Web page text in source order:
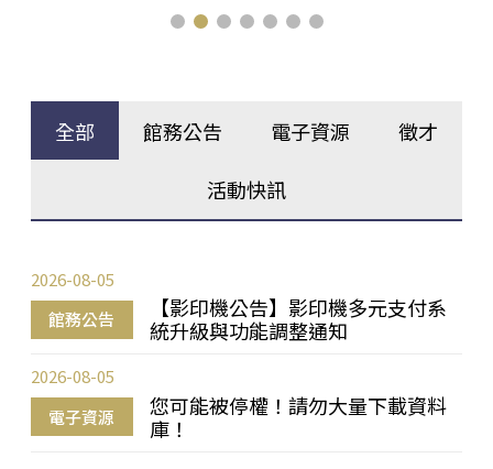
全部 館務公告 電子資源 徵才
活動快訊
館務公告
【影印機公告】影印機多元支付系
統升級與功能調整通知
2026-08-05
電子資源
您可能被停權！請勿大量下載資料
庫！
2026-08-05